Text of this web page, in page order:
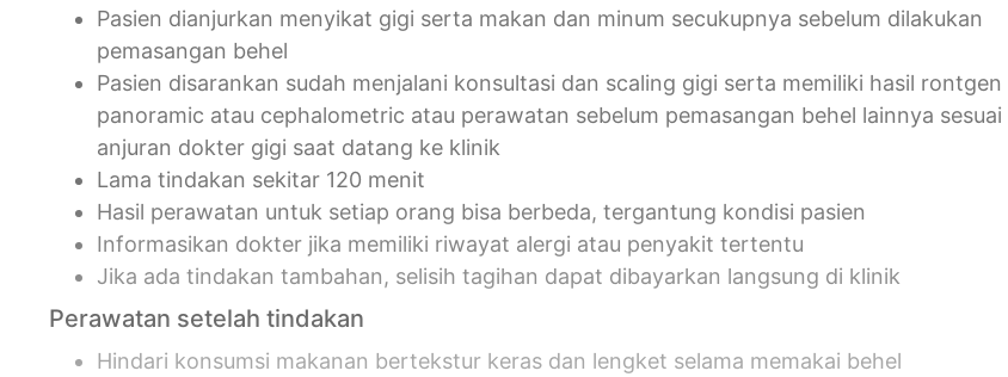
Pasien dianjurkan menyikat gigi serta makan dan minum secukupnya sebelum dilakukan
pemasangan behel
Pasien disarankan sudah menjalani konsultasi dan scaling gigi serta memiliki hasil rontgen
panoramic atau cephalometric atau perawatan sebelum pemasangan behel lainnya sesuai
anjuran dokter gigi saat datang ke klinik
Lama tindakan sekitar 120 menit
Hasil perawatan untuk setiap orang bisa berbeda, tergantung kondisi pasien
Informasikan dokter jika memiliki riwayat alergi atau penyakit tertentu
Jika ada tindakan tambahan, selisih tagihan dapat dibayarkan langsung di klinik
Perawatan setelah tindakan
Hindari konsumsi makanan bertekstur keras dan lengket selama memakai behel